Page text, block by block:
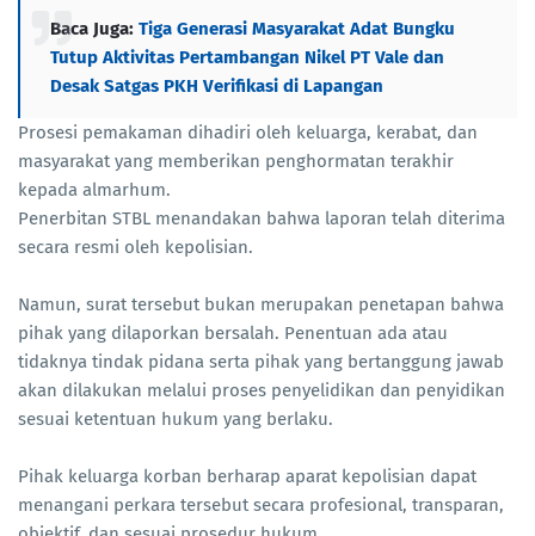
Baca Juga: Tiga Generasi Masyarakat Adat Bungku
Tutup Aktivitas Pertambangan Nikel PT Vale dan
Desak Satgas PKH Verifikasi di Lapangan
Prosesi pemakaman dihadiri oleh keluarga, kerabat, dan
masyarakat yang memberikan penghormatan terakhir
kepada almarhum.
Penerbitan STBL menandakan bahwa laporan telah diterima
secara resmi oleh kepolisian.
Namun, surat tersebut bukan merupakan penetapan bahwa
pihak yang dilaporkan bersalah. Penentuan ada atau
tidaknya tindak pidana serta pihak yang bertanggung jawab
akan dilakukan melalui proses penyelidikan dan penyidikan
sesuai ketentuan hukum yang berlaku.
Pihak keluarga korban berharap aparat kepolisian dapat
menangani perkara tersebut secara profesional, transparan,